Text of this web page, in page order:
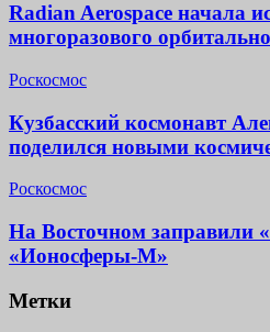
Radian Aerospace начала
многоразового
Роскосмос
Кузбасский космонавт
поделился новыми
Роскосмос
На Восточном заправили
«Ионосферы-М»
Метки